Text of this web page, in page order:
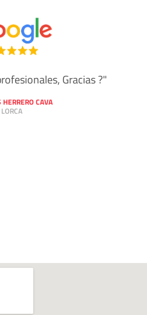
Gracias ?"
HERRERO CAVA
LORCA